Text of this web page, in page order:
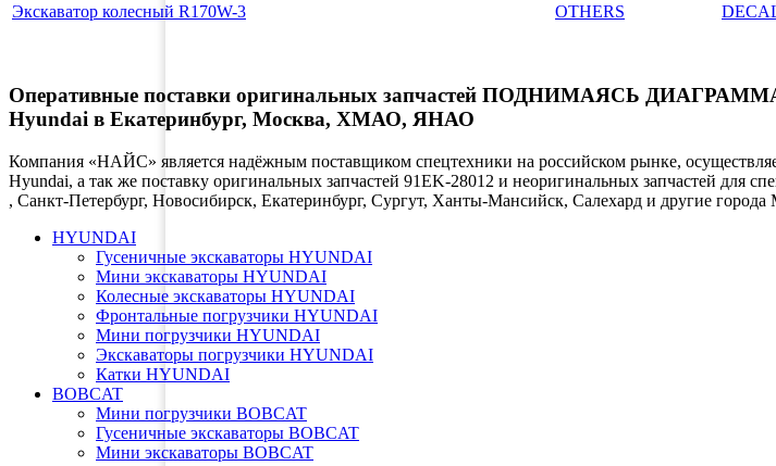
Экскаватор колесный R170W-3
OTHERS
Оперативные поставки оригинальных запчастей ПОДНИМАЯСЬ ДИАГРАММА
Hyundai в Екатеринбург, Москва, ХМАО, ЯНАО
Компания «НАЙС» является надёжным поставщиком спецтехники на российском рынке,
Hyundai, а так же поставку оригинальных запчастей 91EK-28012 и неоригинальных запчастей для
, Санкт-Петербург, Новосибирск, Екатеринбург, Сургут, Ханты-Мансийск, Салехард и другие
HYUNDAI
Гусеничные экскаваторы HYUNDAI
Мини экскаваторы HYUNDAI
Колесные экскаваторы HYUNDAI
Фронтальные погрузчики HYUNDAI
Мини погрузчики HYUNDAI
Экскаваторы погрузчики HYUNDAI
Катки HYUNDAI
BOBCAT
Мини погрузчики BOBCAT
Гусеничные экскаваторы BOBCAT
Мини экскаваторы BOBCAT